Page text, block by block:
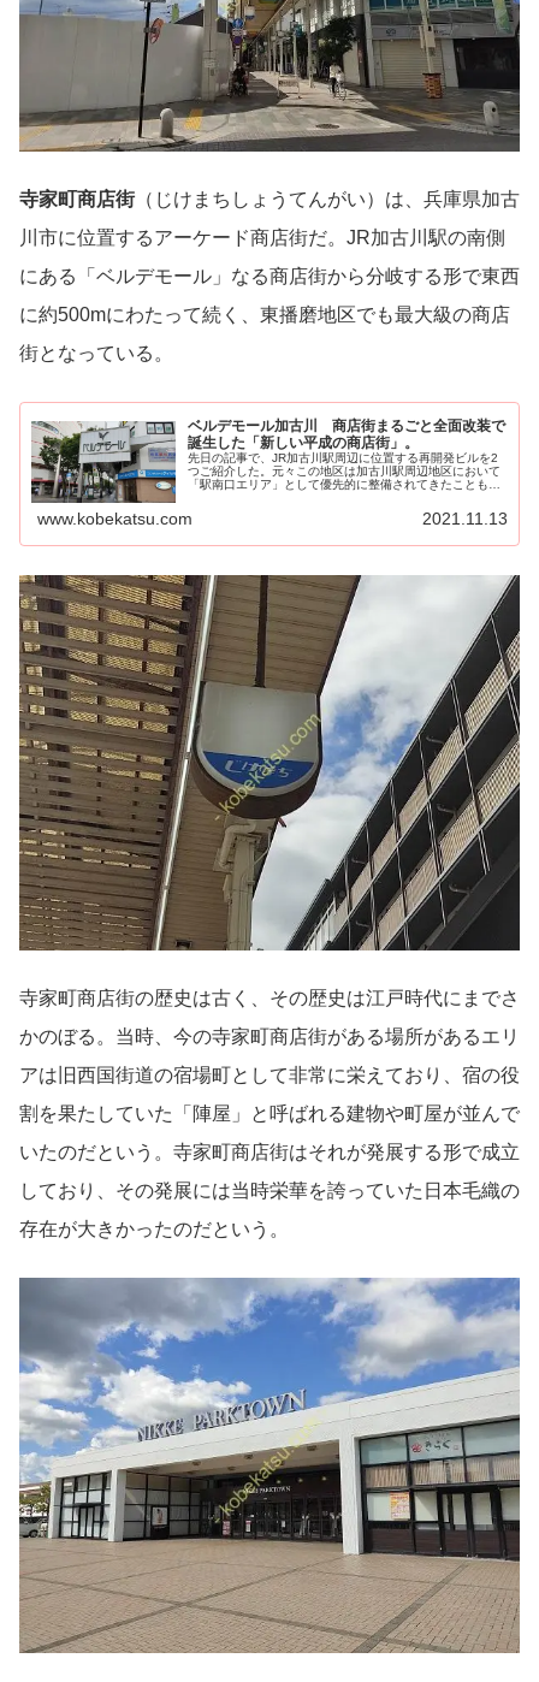
寺家町商店街（じけまちしょうてんがい）は、兵庫県加古
川市に位置するアーケード商店街だ。JR加古川駅の南側
にある「ベルデモール」なる商店街から分岐する形で東西
に約500mにわたって続く、東播磨地区でも最大級の商店
街となっている。
ベルデモール加古川 商店街まるごと全面改装で
誕生した「新しい平成の商店街」。
先日の記事で、JR加古川駅周辺に位置する再開発ビルを2
つご紹介した。元々この地区は加古川駅周辺地区において
「駅南口エリア」として優先的に整備されてきたこともあ
www.kobekatsu.com 2021.11.13
寺家町商店街の歴史は古く、その歴史は江戸時代にまでさ
かのぼる。当時、今の寺家町商店街がある場所があるエリ
アは旧西国街道の宿場町として非常に栄えており、宿の役
割を果たしていた「陣屋」と呼ばれる建物や町屋が並んで
いたのだという。寺家町商店街はそれが発展する形で成立
しており、その発展には当時栄華を誇っていた日本毛織の
存在が大きかったのだという。